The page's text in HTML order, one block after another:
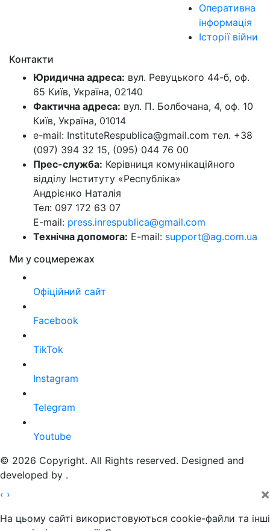
Оперативна
інформація
Історії війни
Контакти
Юридична адреса: вул. Ревуцького 44-б, оф.
65 Київ, Україна, 02140
Фактична адреса: вул. П. Болбочана, 4, оф. 10
Київ, Україна, 01014
e-mail: InstituteRespublica@gmail.com тел. +38
(097) 394 32 15, (095) 044 76 00
Прес-служба: Керівниця комунікаційного
відділу Інституту «Республіка»
Андрієнко Наталія
Тел: 097 172 63 07
E-mail: press.inrespublica@gmail.com
Технічна допомога: E-mail: support@ag.com.ua
Ми у соцмережах
Офіційний сайт
Facebook
TikTok
Instagram
Telegram
Youtube
© 2026 Copyright. All Rights reserved. Designed and
developed by .
‹ › ×
На цьому сайті використовуються cookie-файли та інші